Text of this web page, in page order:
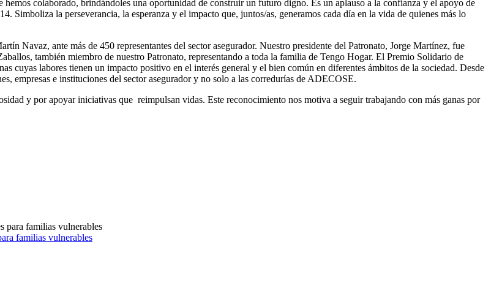
colaborado, brindándoles una oportunidad de construir un futuro digno. Es un aplauso a la confianza y el apoyo de
Simboliza la perseverancia, la esperanza y el impacto que, juntos/as, generamos cada día en la vida de quienes más lo
Navaz, ante más de 450 representantes del sector asegurador. Nuestro presidente del Patronato, Jorge Martínez, fue
también miembro de nuestro Patronato, representando a toda la familia de Tengo Hogar. El Premio Solidario de
cuyas labores tienen un impacto positivo en el interés general y el bien común en diferentes ámbitos de la sociedad. Desde
empresas e instituciones del sector asegurador y no solo a las corredurías de ADECOSE.
y por apoyar iniciativas que reimpulsan vidas. Este reconocimiento nos motiva a seguir trabajando con más ganas por
familias vulnerables